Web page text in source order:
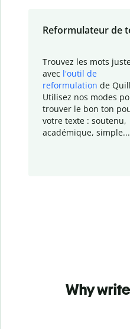
Reformulateur de
Trouvez les mots
avec l'outil de
reformulation de
Utilisez nos modes
trouver le bon ton
votre texte : soutenu,
académique, simple...
Why